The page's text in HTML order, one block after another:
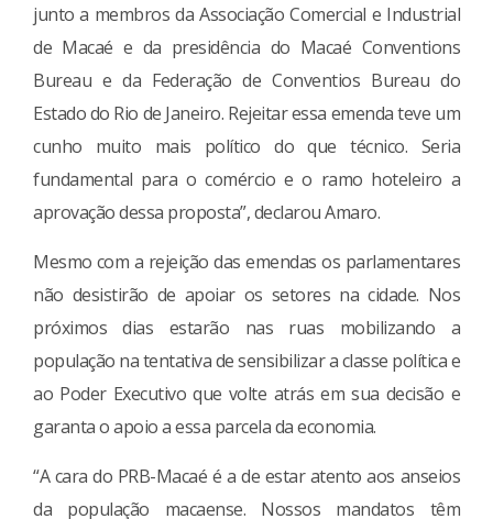
junto a membros da Associação Comercial e Industrial
de Macaé e da presidência do Macaé Conventions
Bureau e da Federação de Conventios Bureau do
Estado do Rio de Janeiro. Rejeitar essa emenda teve um
cunho muito mais político do que técnico. Seria
fundamental para o comércio e o ramo hoteleiro a
aprovação dessa proposta”, declarou Amaro.
Mesmo com a rejeição das emendas os parlamentares
não desistirão de apoiar os setores na cidade. Nos
próximos dias estarão nas ruas mobilizando a
população na tentativa de sensibilizar a classe política e
ao Poder Executivo que volte atrás em sua decisão e
garanta o apoio a essa parcela da economia.
“A cara do PRB-Macaé é a de estar atento aos anseios
da população macaense. Nossos mandatos têm